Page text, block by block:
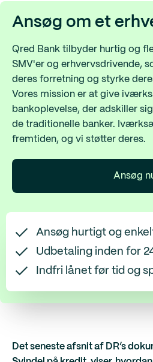
Ansøg om et
Qred Bank tilbyder hurtig og
SMV'er og erhvervsdrivende,
deres forretning og styrke
Vores mission er at give
bankoplevelse, der adskiller
de traditionelle banker.
fremtiden, og vi støtter deres.
Ansøg
Ansøg hurtigt og
Udbetaling inden for
Indfri lånet før tid og
Det seneste afsnit af DR’s